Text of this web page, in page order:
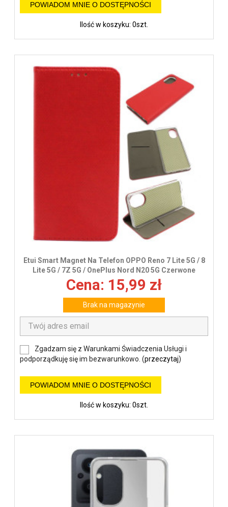
POWIADOM MNIE O DOSTĘPNOŚCI
Ilość w koszyku: 0szt.
Etui Smart Magnet Na Telefon OPPO Reno 7 Lite 5G / 8
Lite 5G / 7Z 5G / OnePlus Nord N20 5G Czerwone
Cena: 15,99 zł
Brak na magazynie
Zgadzam się z Warunkami Świadczenia Usługi i
podporządkuję się im bezwarunkowo. (przeczytaj)
POWIADOM MNIE O DOSTĘPNOŚCI
Ilość w koszyku: 0szt.